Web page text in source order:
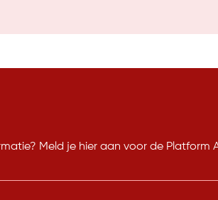
Meld je hier aan voor de Platform